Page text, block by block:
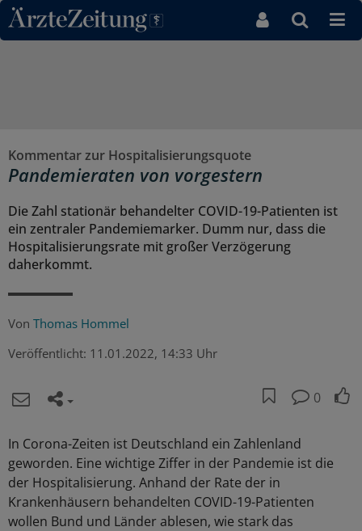
Direkt zum Inhaltsbereich
Kommentar zur Hospitalisierungsquote
Pandemieraten von vorgestern
Die Zahl stationär behandelter COVID-19-Patienten ist
ein zentraler Pandemiemarker. Dumm nur, dass die
Hospitalisierungsrate mit großer Verzögerung
daherkommt.
Von Thomas Hommel
Veröffentlicht: 11.01.2022, 14:33 Uhr
0
In Corona-Zeiten ist Deutschland ein Zahlenland
geworden. Eine wichtige Ziffer in der Pandemie ist die
der Hospitalisierung. Anhand der Rate der in
Krankenhäusern behandelten COVID-19-Patienten
wollen Bund und Länder ablesen, wie stark das